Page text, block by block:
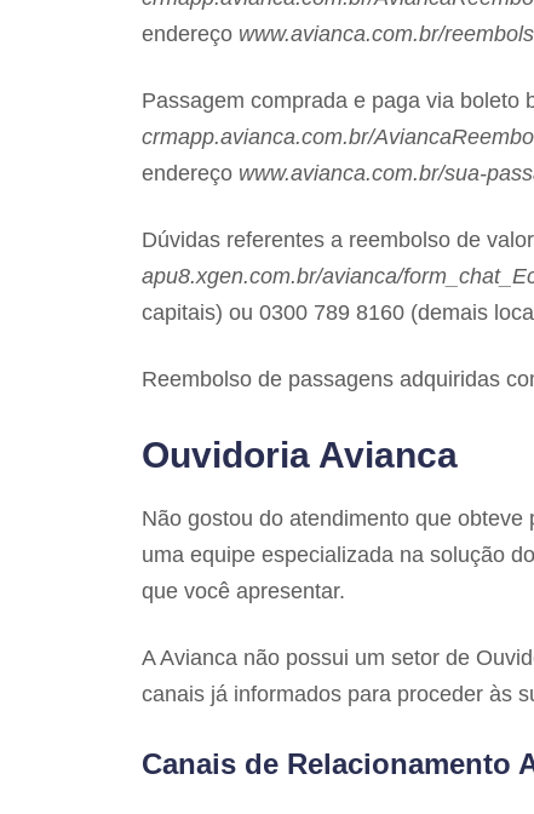
endereço www.avianca.com.br/
Passagem comprada e paga via boleto
crmapp.avianca.com.br/
endereço www.avianca.com.br/sua-
Dúvidas referentes a reembolso de
apu8.xgen.com.br/avianca/
capitais) ou 0300 789 8160 (demais
Reembolso de passagens adquiridas
Ouvidoria Avianca
Não gostou do atendimento que obteve
uma equipe especializada na solução
que você apresentar.
A Avianca não possui um setor de
canais já informados para proceder às
Canais de Relacionamento